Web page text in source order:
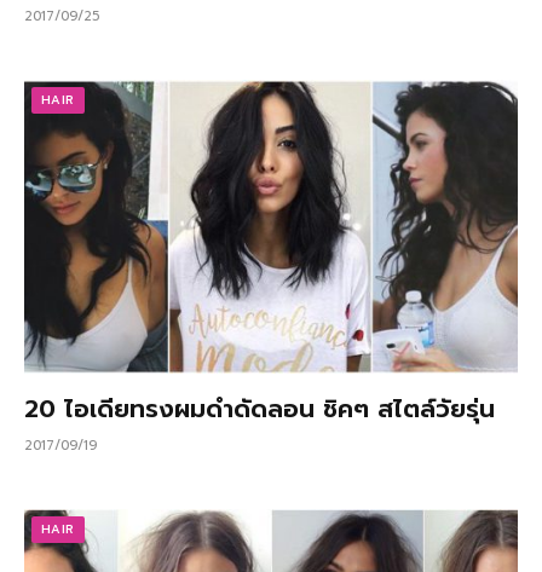
2017/09/25
HAIR
20 ไอเดียทรงผมดำดัดลอน ชิคๆ สไตล์วัยรุ่น
2017/09/19
HAIR